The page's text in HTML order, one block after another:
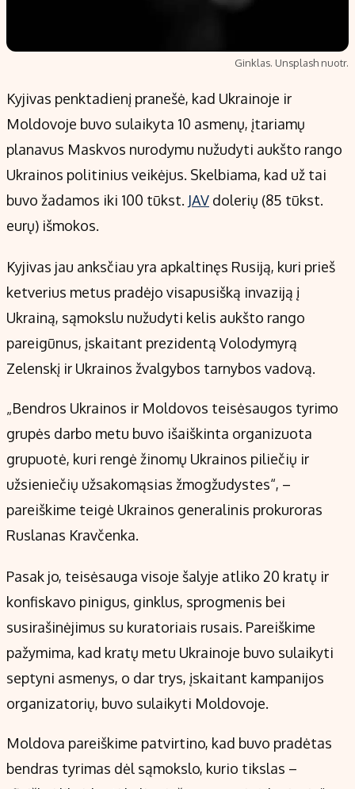
Redakcija
Redakcijos politika
Privatumo politika
Turinio žymėjimo taisyklės
Kontaktai
Regionų naujienos
Indėlių palūkanos
Ginklas. Unsplash nuotr.
Kyjivas penktadienį pranešė, kad Ukrainoje ir
Moldovoje buvo sulaikyta 10 asmenų, įtariamų
planavus Maskvos nurodymu nužudyti aukšto rango
Ukrainos politinius veikėjus. Skelbiama, kad už tai
buvo žadamos iki 100 tūkst. JAV dolerių (85 tūkst.
eurų) išmokos.
Kyjivas jau anksčiau yra apkaltinęs Rusiją, kuri prieš
ketverius metus pradėjo visapusišką invaziją į
Ukrainą, sąmokslu nužudyti kelis aukšto rango
pareigūnus, įskaitant prezidentą Volodymyrą
Zelenskį ir Ukrainos žvalgybos tarnybos vadovą.
„Bendros Ukrainos ir Moldovos teisėsaugos tyrimo
grupės darbo metu buvo išaiškinta organizuota
grupuotė, kuri rengė žinomų Ukrainos piliečių ir
užsieniečių užsakomąsias žmogžudystes“, –
pareiškime teigė Ukrainos generalinis prokuroras
Ruslanas Kravčenka.
Pasak jo, teisėsauga visoje šalyje atliko 20 kratų ir
konfiskavo pinigus, ginklus, sprogmenis bei
susirašinėjimus su kuratoriais rusais. Pareiškime
pažymima, kad kratų metu Ukrainoje buvo sulaikyti
septyni asmenys, o dar trys, įskaitant kampanijos
organizatorių, buvo sulaikyti Moldovoje.
Moldova pareiškime patvirtino, kad buvo pradėtas
bendras tyrimas dėl sąmokslo, kurio tikslas –